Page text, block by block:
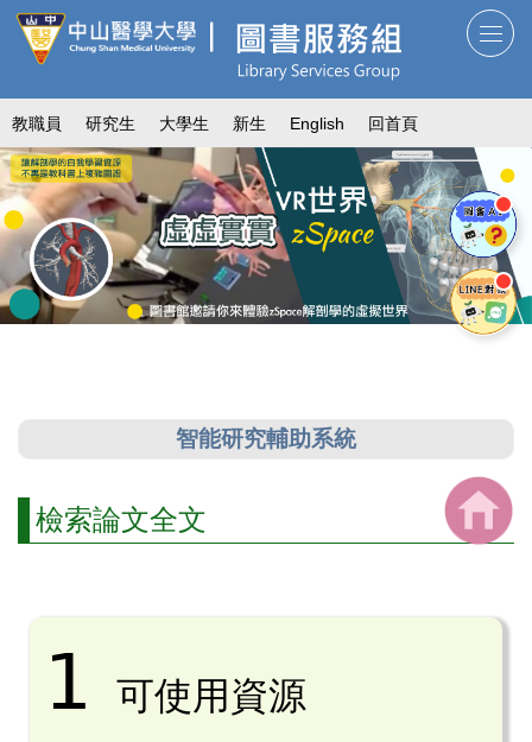
跳
到
要
內
容
區
教職員 研究生 大學生 新生 English 回首頁
智能研究輔助系統
檢索論文全文
1 可使用資源